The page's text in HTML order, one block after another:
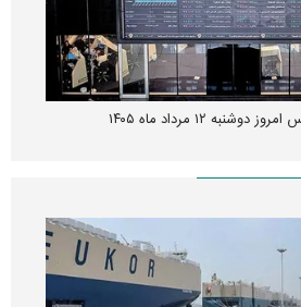
۱۲ مرداد ماه ۱۴۰۵